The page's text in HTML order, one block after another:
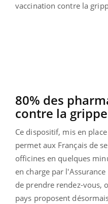
vaccination contre la
80% des
contre la grippe
Ce dispositif, mis en
permet aux Français de
officines en quelques
en charge par
de prendre rendez-vous,
pays proposent